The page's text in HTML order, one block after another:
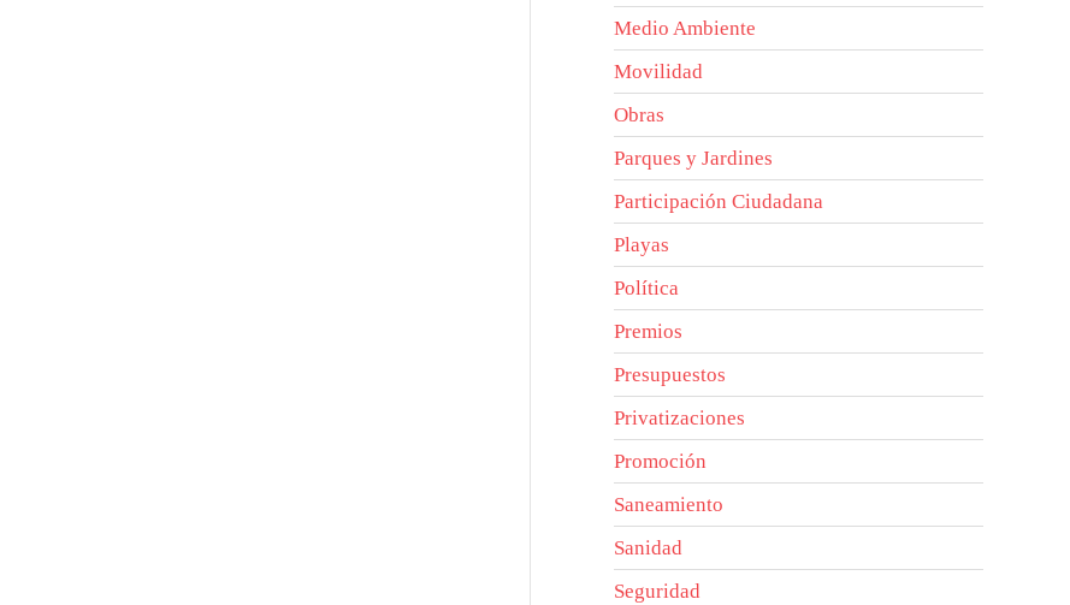
Medio Ambiente
Movilidad
Obras
Parques y Jardines
Participación Ciudadana
Playas
Política
Premios
Presupuestos
Privatizaciones
Promoción
Saneamiento
Sanidad
Seguridad